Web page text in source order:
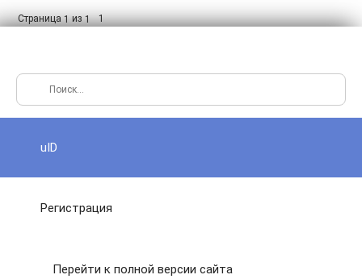
Страница1из1 1
uID
Регистрация
Перейти к полной версии сайта